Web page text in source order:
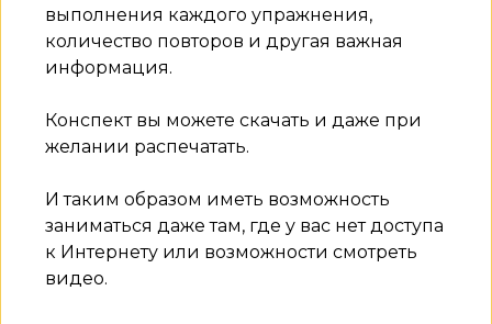
выполнения каждого упражнения,
количество повторов и другая важная
информация.
Конспект вы можете скачать и даже при
желании распечатать.
И таким образом иметь возможность
заниматься даже там, где у вас нет доступа
к Интернету или возможности смотреть
видео.